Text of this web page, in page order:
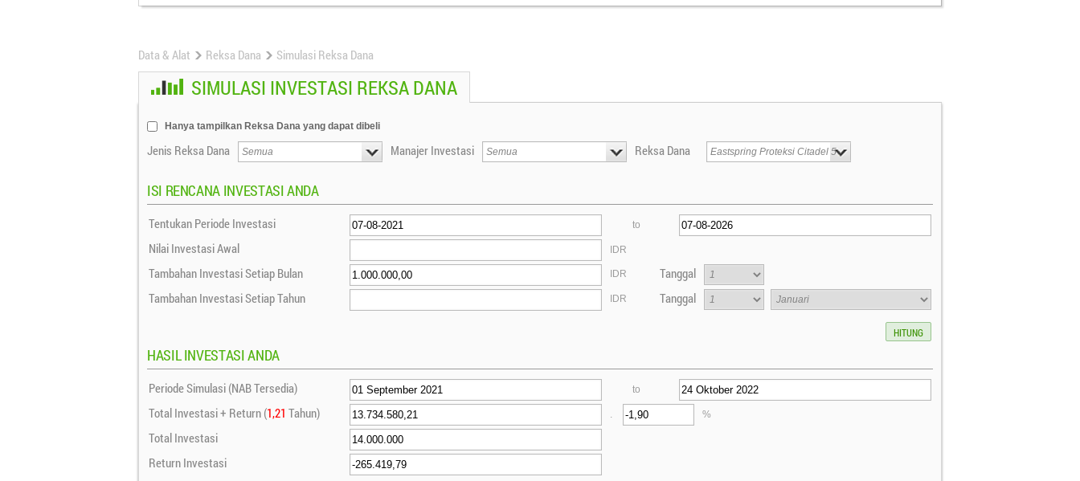
Data & Alat Reksa Dana Simulasi Reksa Dana
SIMULASI INVESTASI REKSA DANA
Hanya tampilkan Reksa Dana yang dapat dibeli
Jenis Reksa Dana Manajer Investasi Reksa Dana
ISI RENCANA INVESTASI ANDA
Tentukan Periode Investasi to
Nilai Investasi Awal IDR
Tambahan Investasi Setiap Bulan IDR
Tanggal
Tambahan Investasi Setiap Tahun
IDR Tanggal
HASIL INVESTASI ANDA
Periode Simulasi (NAB Tersedia) to
Total Investasi + Return (1,21 Tahun) %
Total Investasi
Return Investasi